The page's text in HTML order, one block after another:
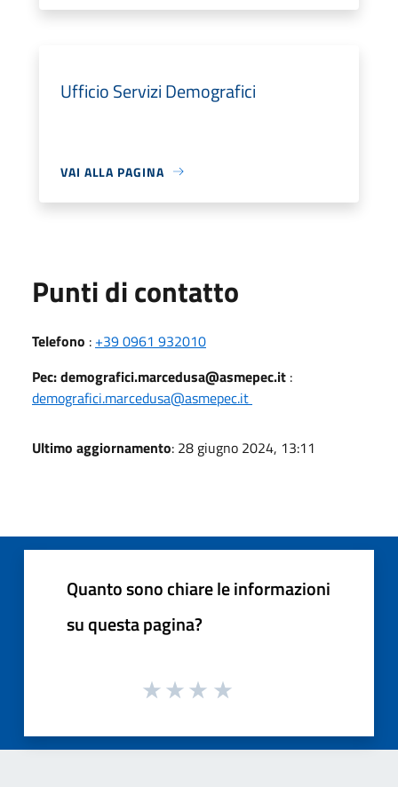
Ufficio Servizi Demografici
VAI ALLA PAGINA
Punti di contatto
Telefono : +39 0961 932010
Pec: demografici.marcedusa@asmepec.it :
demografici.marcedusa@asmepec.it
Ultimo aggiornamento: 28 giugno 2024, 13:11
Quanto sono chiare le informazioni
su questa pagina?